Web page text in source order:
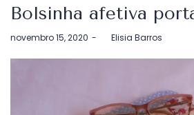
Bolsinha afetiva
Postado
novembro 15, 2020 byElisia Barros